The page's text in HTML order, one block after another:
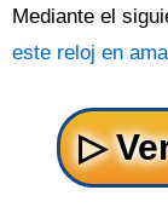
Mediante el
este reloj en